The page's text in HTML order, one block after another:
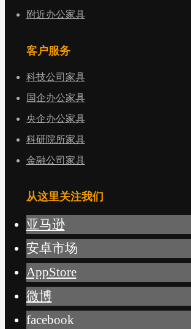
附近办公家具
客户服务
科技公司家具
国企办公家具
央企办公家具
科研院所家具
金融公司家具
从这里关注我们
亚马逊
安卓市场
AppStore
微博
facebook